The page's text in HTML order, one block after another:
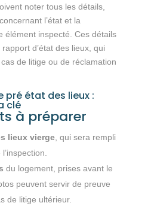
noter tous les détails,
l’état et la
élément inspecté. Ces détails
d’état des lieux, qui
de litige ou de réclamation
pré état des lieux :
clé
à préparer
lieux vierge, qui sera rempli
du logement, prises avant le
peuvent servir de preuve
de litige ultérieur.